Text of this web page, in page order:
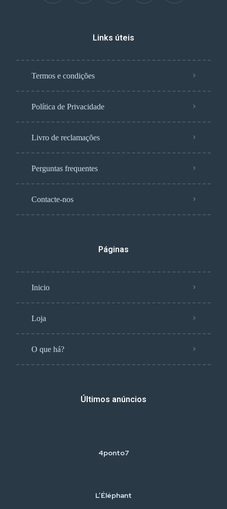
Links úteis
Termos e condições
Política de Privacidade
Livro de reclamações
Perguntas frequentes
Contacte-nos
Páginas
Inicio
Loja
O que há?
Últimos anúncios
4ponto7
L’Éléphant